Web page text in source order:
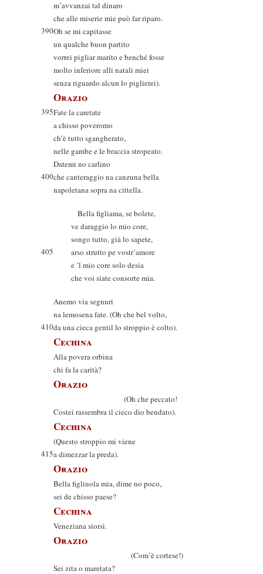
m’avvanzai tal dinaro
che alle miserie mie può far riparo.
390Oh se mi capitasse
un qualche buon partito
vorrei pigliar marito e benché fosse
molto inferiore alli natali miei
senza riguardo alcun lo piglierei).
Orazio
395Fate la caretate
a chisso poveromo
ch’è tutto sgangherato,
nelle gambe e le braccia stropeato.
Datemi no carlino
400che canteraggio na canzuna bella
napoletana sopra na cittella.
Bella figliama, se bolete,
ve daraggio lo mio core,
songo tutto, già lo sapete,
405
arso strutto pe vostr’amore
e ’l mio core solo desia
che voi siate consorte mia.
Anemo via segnuri
na lemosena fate. (Oh che bel volto,
410da una cieca gentil lo stroppio è colto).
Cechina
Alla povera orbina
chi fa la carità?
Orazio
(Oh che peccato!
Costei rassembra il cieco dio bendato).
Cechina
(Questo stroppio mi viene
415a dimezzar la preda).
Orazio
Bella figliuola mia, dime no poco,
sei de chisso paese?
Cechina
Veneziana siorsì.
Orazio
(Com’è cortese!)
Sei zita o maretata?